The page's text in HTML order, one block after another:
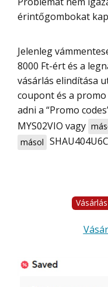
érintőgombokat
Jelenleg vámmentesen érkezik ingyen szállítással
8000 Ft-ért és a
vásárlás elindítása
coupont és a
adni a “Promo
MYS02VIO vagy
másol
Vásárlás